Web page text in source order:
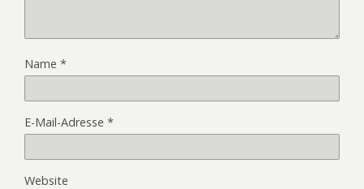
Name *
E-Mail-Adresse *
Website